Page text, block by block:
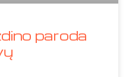
paroda